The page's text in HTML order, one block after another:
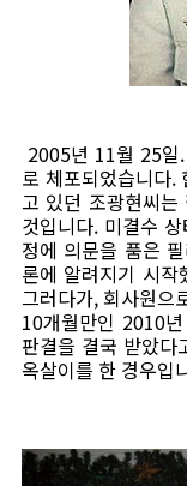
2005년 11월 25일
로 체포되었습니다.
고 있던 조광현씨는
것입니다. 미결수
정에 의문을 품은
론에 알려지기 시
그러다가, 회사원으
10개월만인 2010
판결을 결국 받았
옥살이를 한 경우입